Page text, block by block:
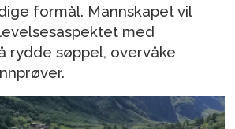
formål. Mannskapet vil
med
rydde søppel, overvåke